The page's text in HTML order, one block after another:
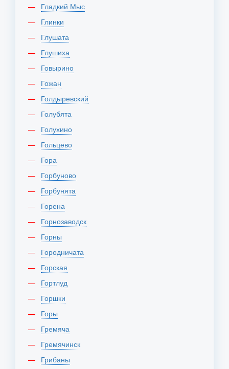
Гладкий Мыс
Глинки
Глушата
Глушиха
Говырино
Гожан
Голдыревский
Голубята
Голухино
Гольцево
Гора
Горбуново
Горбунята
Горена
Горнозаводск
Горны
Городничата
Горская
Гортлуд
Горшки
Горы
Гремяча
Гремячинск
Грибаны